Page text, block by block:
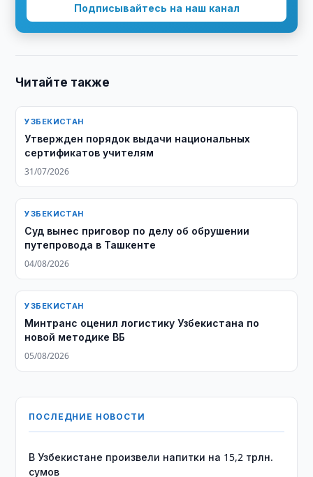
Подписывайтесь на наш канал
Читайте также
УЗБЕКИСТАН
Утвержден порядок выдачи национальных
сертификатов учителям
31/07/2026
УЗБЕКИСТАН
Суд вынес приговор по делу об обрушении
путепровода в Ташкенте
04/08/2026
УЗБЕКИСТАН
Минтранс оценил логистику Узбекистана по
новой методике ВБ
05/08/2026
ПОСЛЕДНИЕ НОВОСТИ
В Узбекистане произвели напитки на 15,2 трлн.
сумов